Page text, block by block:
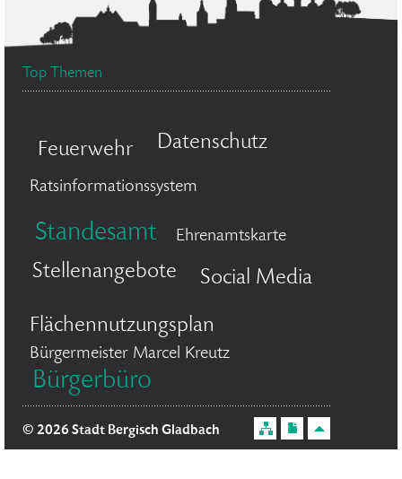
Top Themen
Feuerwehr Datenschutz
Ratsinformationssystem
Standesamt Ehrenamtskarte
Stellenangebote Social Media
Flächennutzungsplan
Bürgermeister Marcel Kreutz
Bürgerbüro
© 2026 Stadt Bergisch Gladbach